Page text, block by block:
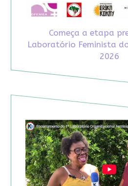
Começa a etapa
Laboratório Feminista
2026